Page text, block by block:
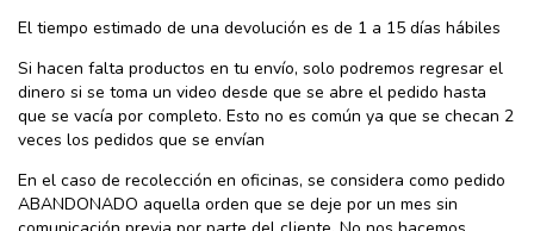
El tiempo estimado de una devolución es de 1 a 15 días hábiles
Si hacen falta productos en tu envío, solo podremos regresar el
dinero si se toma un video desde que se abre el pedido hasta
que se vacía por completo. Esto no es común ya que se checan 2
veces los pedidos que se envían
En el caso de recolección en oficinas, se considera como pedido
ABANDONADO aquella orden que se deje por un mes sin